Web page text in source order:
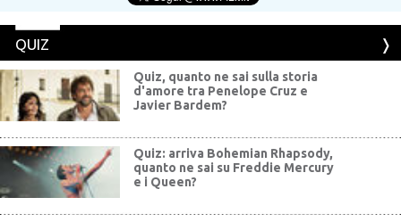
QUIZ
Quiz, quanto ne sai sulla storia
d'amore tra Penelope Cruz e
Javier Bardem?
Quiz: arriva Bohemian Rhapsody,
quanto ne sai su Freddie Mercury
e i Queen?